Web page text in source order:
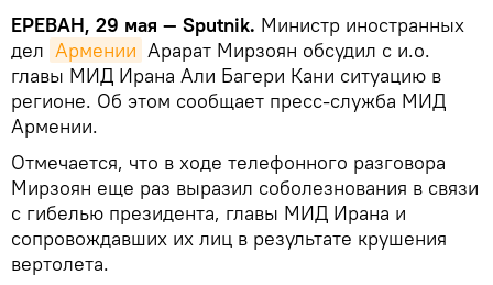
ЕРЕВАН, 29 мая — Sputnik. Министр иностранных
дел Армении Арарат Мирзоян обсудил с и.о.
главы МИД Ирана Али Багери Кани ситуацию в
регионе. Об этом сообщает пресс-служба МИД
Армении.
Отмечается, что в ходе телефонного разговора
Мирзоян еще раз выразил соболезнования в связи
с гибелью президента, главы МИД Ирана и
сопровождавших их лиц в результате крушения
вертолета.